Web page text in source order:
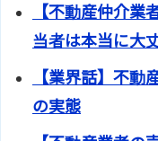
【不動産仲介業
当者は本当に大
【業界話】不動
の実態